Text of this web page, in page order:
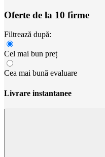
Oferte de la 10 firme
Filtrează după:
Cel mai bun preț
Cea mai bună evaluare
Livrare instantanee